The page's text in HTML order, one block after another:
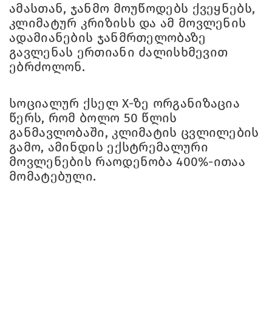
ამასთან, ჯანმო მოუწოდებს ქვეყნებს,
კლიმატურ კრიზისს და ამ მოვლენის
ადამიანების ჯანმრთელობაზე
გავლენას ერთიანი ძალისხმევით
ებრძოლონ.
სოციალურ ქსელ X-ზე ორგანიზაცია
წერს, რომ ბოლო 50 წლის
განმავლობაში, კლიმატის ცვლილების
გამო, ამინდის ექსტრემალური
მოვლენების რაოდენობა 400%-ითაა
მომატებული.